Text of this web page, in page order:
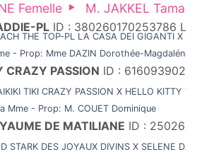
Femelle M. JAKKEL Tamas
PL ID : 380260170253786
THE TOP-PL LA CASA DEI GIGANTI X
- Prop: Mme DAZIN Dorothée-Magdaléna
PASSION ID :
TIKI CRAZY PASSION X HELLO KITTY
Mme - Prop: M. COUET Dominique
DE MATILIANE ID :
DES JOYAUX DIVINS X SELENE